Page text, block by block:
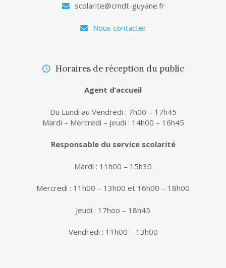
scolarite@cmdt-guyane.fr
Nous contacter
Horaires de réception du public
Agent d’accueil
Du Lundi au Vendredi : 7h00 – 17h45
Mardi – Mercredi – Jeudi : 14h00 – 16h45
Responsable du service scolarité
Mardi : 11h00 – 15h30
Mercredi : 11h00 – 13h00 et 16h00 – 18h00
Jeudi : 17hoo – 18h45
Vendredi : 11h00 – 13h00